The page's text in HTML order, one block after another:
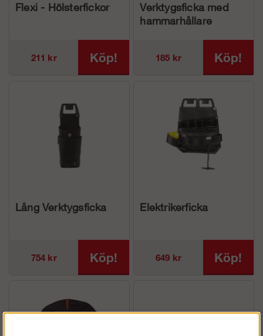
Flexi - Hölsterfickor
211 kr Köp!
Verktygsficka med
hammarhållare
185 kr Köp!
Lång Verktygsficka
754 kr Köp!
Elektrikerficka
649 kr Köp!